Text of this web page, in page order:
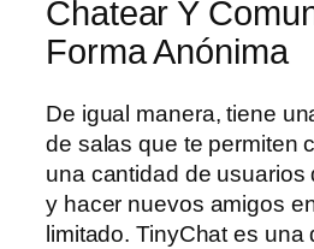
Chatear Y
Forma Anónima
De igual manera, tiene
de salas que te permiten
una cantidad de usuarios
y hacer nuevos amigos
limitado. TinyChat es una